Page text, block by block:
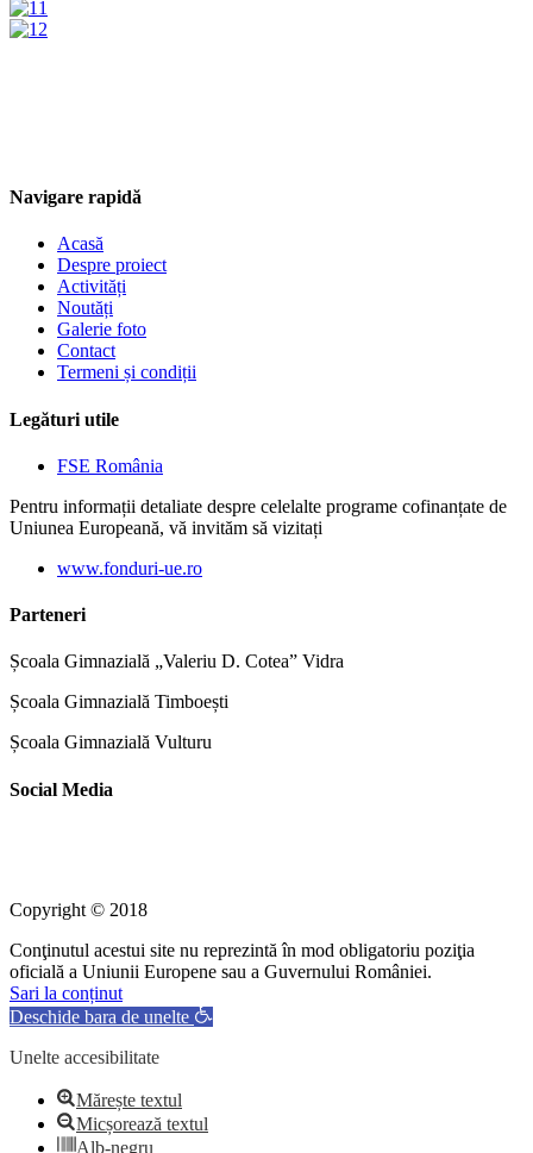
Navigare rapidă
Acasă
Despre proiect
Activități
Noutăți
Galerie foto
Contact
Termeni și condiții
Legături utile
FSE România
Pentru informații detaliate despre celelalte programe cofinanțate de
Uniunea Europeană, vă invităm să vizitați
www.fonduri-ue.ro
Parteneri
Școala Gimnazială „Valeriu D. Cotea” Vidra
Școala Gimnazială Timboești
Școala Gimnazială Vulturu
Social Media
Copyright © 2018
Conţinutul acestui site nu reprezintă în mod obligatoriu poziţia
oficială a Uniunii Europene sau a Guvernului României.
Sari la conținut
Deschide bara de unelte
Unelte accesibilitate
Mărește textul
Micșorează textul
Alb-negru